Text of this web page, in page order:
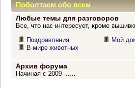
Поболтаем обо всем
Любые темы для разговоров
Все, что нас интересует, кроме
Поздравления
В мире животных
Мой
Архив форума
Начиная с 2009 -.....